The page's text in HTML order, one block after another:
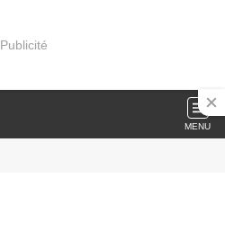
Publicité
MENU